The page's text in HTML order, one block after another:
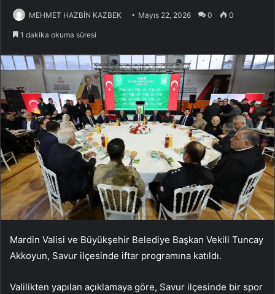
MEHMET HAZBİN KAZBEK Mayıs 22, 2026 0 0
1 dakika okuma süresi
Mardin Valisi ve Büyükşehir Belediye Başkan Vekili Tuncay
Akkoyun, Savur ilçesinde iftar programına katıldı.
Valilikten yapılan açıklamaya göre, Savur ilçesinde bir spor